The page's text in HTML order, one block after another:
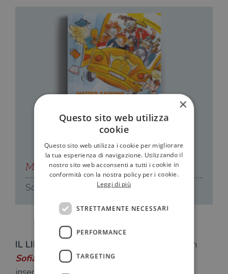
Matteo Saudino
Sofia Express
IL LIBRO E L’AUTORE –
Torna in libreria con
Sofia Express (Salani)Matteo Saudino
×
Questo sito web utilizza
cookie
Questo sito web utilizza i cookie per migliorare
la tua esperienza di navigazione. Utilizzando il
nostro sito web acconsenti a tutti i cookie in
conformità con la nostra policy per i cookie.
Leggi di più
STRETTAMENTE NECESSARI
PERFORMANCE
TARGETING